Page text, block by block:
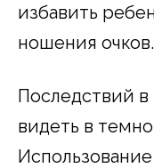
избавить
ношения очков.
Последствий
видеть в
Использование